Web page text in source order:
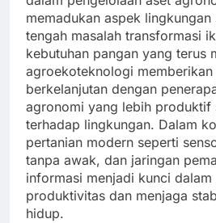
memadukan aspek
tengah masalah transformasi
kebutuhan pangan yang terus
agroekoteknologi memberikan
berkelanjutan dengan
agronomi yang lebih produktif
terhadap lingkungan. Dalam
pertanian modern seperti
tanpa awak, dan jaringan
informasi menjadi kunci
produktivitas dan menjaga
hidup.